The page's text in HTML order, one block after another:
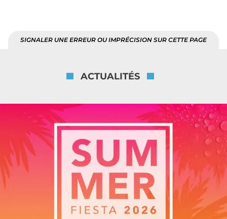
SIGNALER UNE ERREUR OU IMPRÉCISION SUR CETTE PAGE
ACTUALITÉS